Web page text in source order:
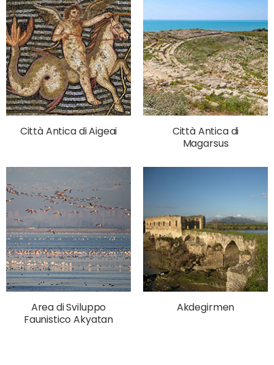
Città Antica di Aigeai
Città Antica di
Magarsus
Area di Sviluppo
Faunistico Akyatan
Akdegirmen